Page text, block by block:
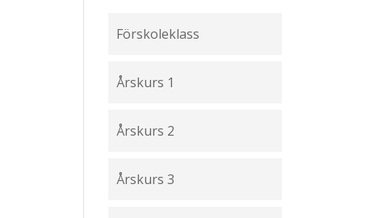
Förskoleklass
Årskurs 1
Årskurs 2
Årskurs 3